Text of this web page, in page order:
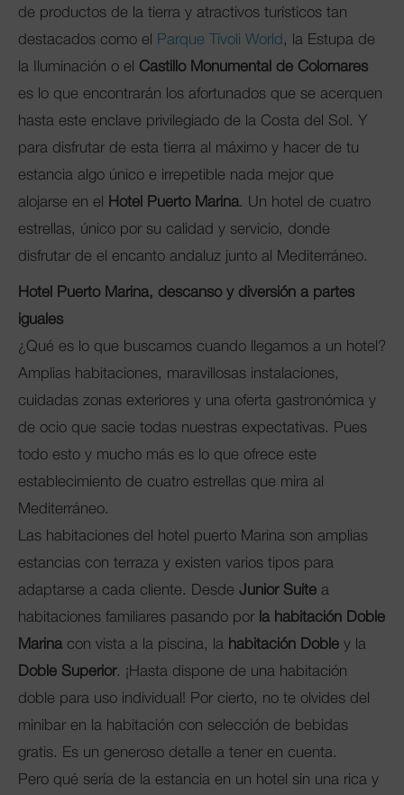
de productos de la tierra y atractivos turísticos tan
destacados como el Parque Tívoli World, la Estupa de
la Iluminación o el Castillo Monumental de Colomares
es lo que encontrarán los afortunados que se acerquen
hasta este enclave privilegiado de la Costa del Sol. Y
para disfrutar de esta tierra al máximo y hacer de tu
estancia algo único e irrepetible nada mejor que
alojarse en el Hotel Puerto Marina. Un hotel de cuatro
estrellas, único por su calidad y servicio, donde
disfrutar de el encanto andaluz junto al Mediterráneo.
Hotel Puerto Marina, descanso y diversión a partes
iguales
¿Qué es lo que buscamos cuando llegamos a un hotel?
Amplias habitaciones, maravillosas instalaciones,
cuidadas zonas exteriores y una oferta gastronómica y
de ocio que sacie todas nuestras expectativas. Pues
todo esto y mucho más es lo que ofrece este
establecimiento de cuatro estrellas que mira al
Mediterráneo.
Las habitaciones del hotel puerto Marina son amplias
estancias con terraza y existen varios tipos para
adaptarse a cada cliente. Desde Junior Suite a
habitaciones familiares pasando por la habitación Doble
Marina con vista a la piscina, la habitación Doble y la
Doble Superior. ¡Hasta dispone de una habitación
doble para uso individual! Por cierto, no te olvides del
minibar en la habitación con selección de bebidas
gratis. Es un generoso detalle a tener en cuenta.
Pero qué sería de la estancia en un hotel sin una rica y